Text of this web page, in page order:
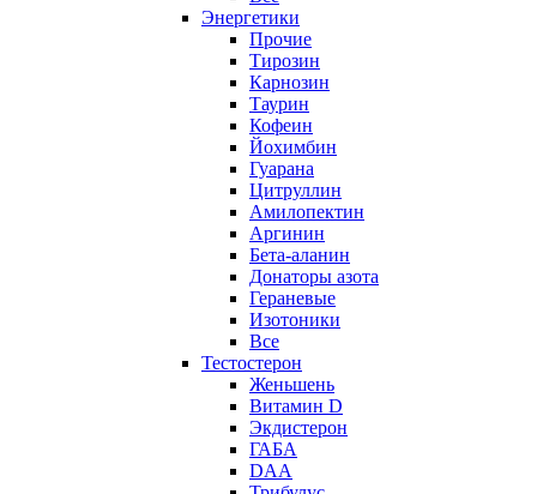
Энергетики
Прочие
Тирозин
Карнозин
Таурин
Кофеин
Йохимбин
Гуарана
Цитруллин
Амилопектин
Аргинин
Бета-аланин
Донаторы азота
Гераневые
Изотоники
Все
Тестостерон
Женьшень
Витамин D
Экдистерон
ГАБА
DAA